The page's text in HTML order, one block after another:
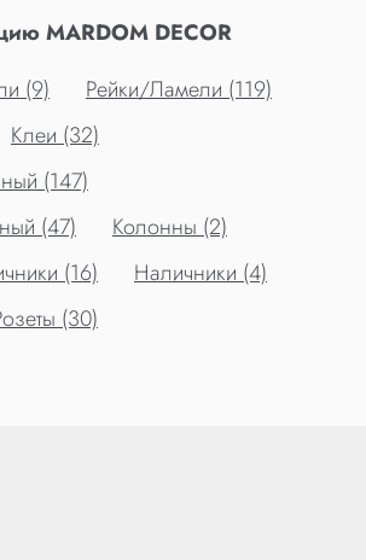
MARDOM DECOR
(9)
Рейки/Ламели (119)
Клеи (32)
(147)
(47)
Колонны (2)
(16)
Наличники (4)
(30)